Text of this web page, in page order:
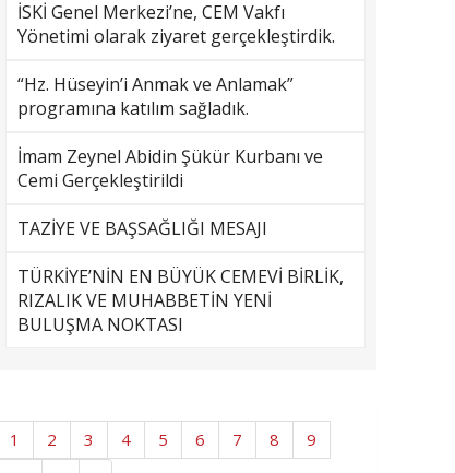
İSKİ Genel Merkezi’ne, CEM Vakfı
Yönetimi olarak ziyaret gerçekleştirdik.
“Hz. Hüseyin’i Anmak ve Anlamak”
programına katılım sağladık.
İmam Zeynel Abidin Şükür Kurbanı ve
Cemi Gerçekleştirildi
TAZİYE VE BAŞSAĞLIĞI MESAJI
TÜRKİYE’NİN EN BÜYÜK CEMEVİ BİRLİK,
RIZALIK VE MUHABBETİN YENİ
BULUŞMA NOKTASI
1 2 3 4 5 6 7 8
9